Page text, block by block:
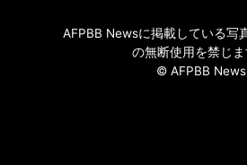
AFPBB Newsに掲載している写
の無断使用を禁じま
© AFPBB News